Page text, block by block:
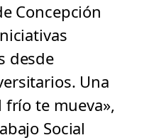
Concepción
desde
Una
frío te mueva»,
Social